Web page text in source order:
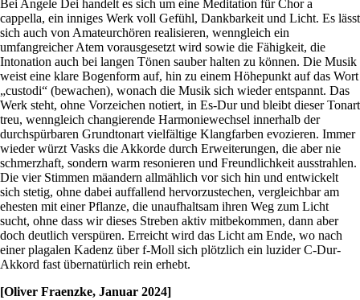
Bei Angele Dei handelt es sich um eine Meditation für Chor a
cappella, ein inniges Werk voll Gefühl, Dankbarkeit und Licht. Es lässt
sich auch von Amateurchören realisieren, wenngleich ein
umfangreicher Atem vorausgesetzt wird sowie die Fähigkeit, die
Intonation auch bei langen Tönen sauber halten zu können. Die Musik
weist eine klare Bogenform auf, hin zu einem Höhepunkt auf das Wort
„custodi“ (bewachen), wonach die Musik sich wieder entspannt. Das
Werk steht, ohne Vorzeichen notiert, in Es-Dur und bleibt dieser Tonart
treu, wenngleich changierende Harmoniewechsel innerhalb der
durchspürbaren Grundtonart vielfältige Klangfarben evozieren. Immer
wieder würzt Vasks die Akkorde durch Erweiterungen, die aber nie
schmerzhaft, sondern warm resonieren und Freundlichkeit ausstrahlen.
Die vier Stimmen mäandern allmählich vor sich hin und entwickelt
sich stetig, ohne dabei auffallend hervorzustechen, vergleichbar am
ehesten mit einer Pflanze, die unaufhaltsam ihren Weg zum Licht
sucht, ohne dass wir dieses Streben aktiv mitbekommen, dann aber
doch deutlich verspüren. Erreicht wird das Licht am Ende, wo nach
einer plagalen Kadenz über f-Moll sich plötzlich ein luzider C-Dur-
Akkord fast übernatürlich rein erhebt.
[Oliver Fraenzke, Januar 2024]